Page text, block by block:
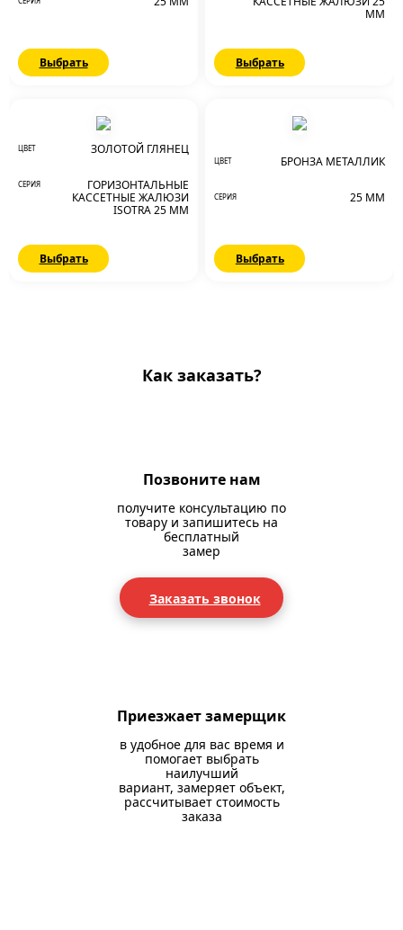
Выбрать
ММ
Выбрать
ЦВЕТ ЗОЛОТОЙ ГЛЯНЕЦ
СЕРИЯ
ГОРИЗОНТАЛЬНЫЕ
КАССЕТНЫЕ ЖАЛЮЗИ
ISOTRA 25 ММ
Выбрать
ЦВЕТ БРОНЗА МЕТАЛЛИК
СЕРИЯ 25 ММ
Выбрать
Как заказать?
Позвоните нам
получите консультацию по
товару и запишитесь на
бесплатный
замер
Заказать звонок
Приезжает замерщик
в удобное для вас время и
помогает выбрать
наилучший
вариант, замеряет объект,
рассчитывает стоимость
заказа